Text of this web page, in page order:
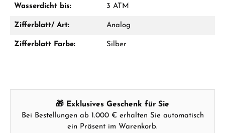
Hersteller- & Produktsicherheit
Wasserdicht bis: 3 ATM
Zifferblatt/ Art: Analog
Zifferblatt Farbe: Silber
🎁 Exklusives Geschenk für Sie
Bei Bestellungen ab 1.000 € erhalten Sie automatisch
ein Präsent im Warenkorb.